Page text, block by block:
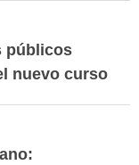
públicos
nuevo curso